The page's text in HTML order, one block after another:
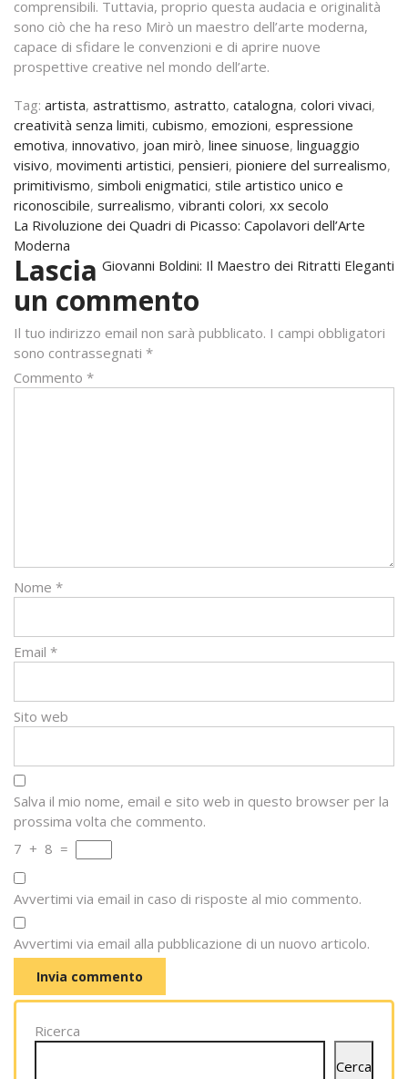
comprensibili. Tuttavia, proprio questa audacia e originalità
sono ciò che ha reso Mirò un maestro dell’arte moderna,
capace di sfidare le convenzioni e di aprire nuove
prospettive creative nel mondo dell’arte.
Tag: artista, astrattismo, astratto, catalogna, colori vivaci,
creatività senza limiti, cubismo, emozioni, espressione
emotiva, innovativo, joan mirò, linee sinuose, linguaggio
visivo, movimenti artistici, pensieri, pioniere del surrealismo,
primitivismo, simboli enigmatici, stile artistico unico e
riconoscibile, surrealismo, vibranti colori, xx secolo
Navigazione
articoli
La Rivoluzione dei Quadri di Picasso: Capolavori dell’Arte
Moderna
Giovanni Boldini: Il Maestro dei Ritratti Eleganti
Lascia
un commento
Il tuo indirizzo email non sarà pubblicato. I campi obbligatori
sono contrassegnati *
Commento *
Nome *
Email *
Sito web
Salva il mio nome, email e sito web in questo browser per la
prossima volta che commento.
7 + 8 =
Avvertimi via email in caso di risposte al mio commento.
Avvertimi via email alla pubblicazione di un nuovo articolo.
Ricerca
Cerca